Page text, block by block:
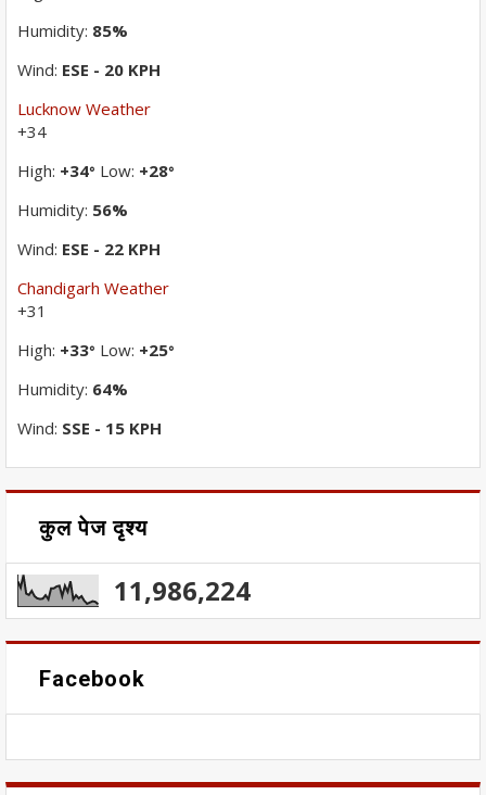
Humidity: 85%
Wind: ESE - 20 KPH
Lucknow Weather
+34
High: +34° Low: +28°
Humidity: 56%
Wind: ESE - 22 KPH
Chandigarh Weather
+31
High: +33° Low: +25°
Humidity: 64%
Wind: SSE - 15 KPH
कुल पेज दृश्य
11,986,224
Facebook